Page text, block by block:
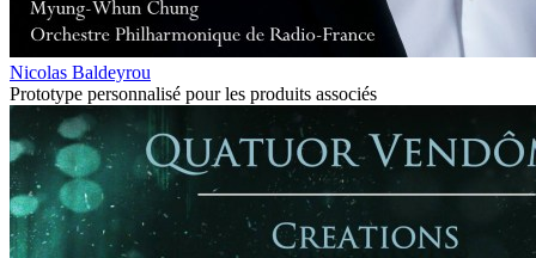
Nicolas Baldeyrou
Prototype personnalisé pour les produits associés